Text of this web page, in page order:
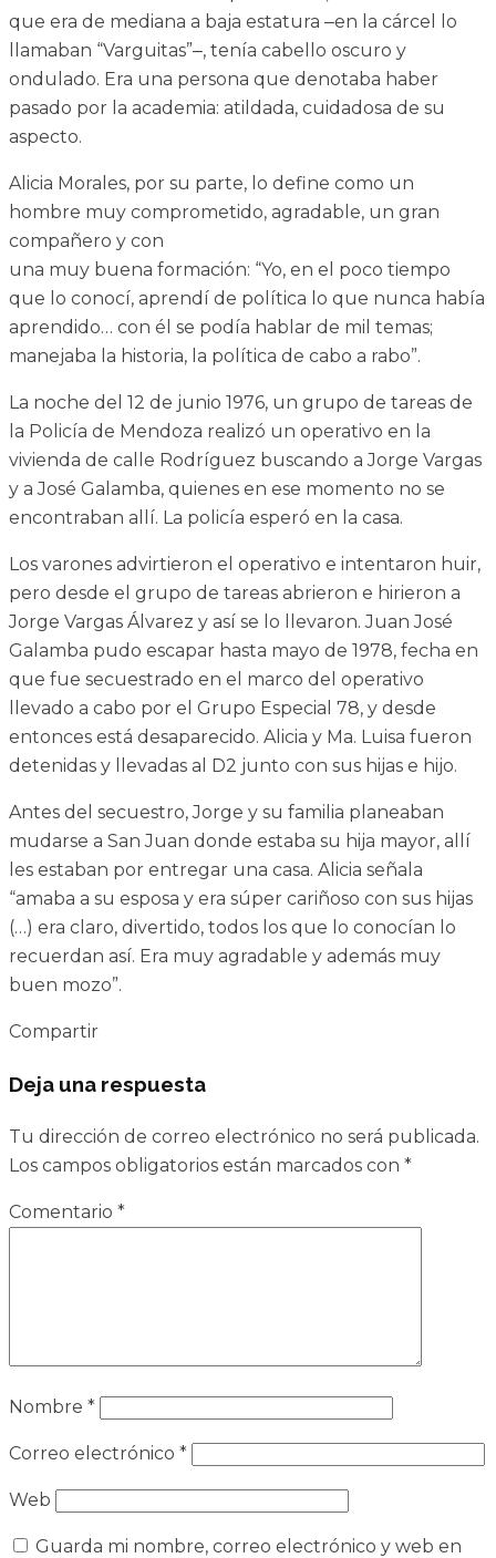
que era de mediana a baja estatura ‒en la cárcel lo
llamaban “Varguitas”‒, tenía cabello oscuro y
ondulado. Era una persona que denotaba haber
pasado por la academia: atildada, cuidadosa de su
aspecto.
Alicia Morales, por su parte, lo define como un
hombre muy comprometido, agradable, un gran
compañero y con
una muy buena formación: “Yo, en el poco tiempo
que lo conocí, aprendí de política lo que nunca había
aprendido… con él se podía hablar de mil temas;
manejaba la historia, la política de cabo a rabo”.
La noche del 12 de junio 1976, un grupo de tareas de
la Policía de Mendoza realizó un operativo en la
vivienda de calle Rodríguez buscando a Jorge Vargas
y a José Galamba, quienes en ese momento no se
encontraban allí. La policía esperó en la casa.
Los varones advirtieron el operativo e intentaron huir,
pero desde el grupo de tareas abrieron e hirieron a
Jorge Vargas Álvarez y así se lo llevaron. Juan José
Galamba pudo escapar hasta mayo de 1978, fecha en
que fue secuestrado en el marco del operativo
llevado a cabo por el Grupo Especial 78, y desde
entonces está desaparecido. Alicia y Ma. Luisa fueron
detenidas y llevadas al D2 junto con sus hijas e hijo.
Antes del secuestro, Jorge y su familia planeaban
mudarse a San Juan donde estaba su hija mayor, allí
les estaban por entregar una casa. Alicia señala
“amaba a su esposa y era súper cariñoso con sus hijas
(…) era claro, divertido, todos los que lo conocían lo
recuerdan así. Era muy agradable y además muy
buen mozo”.
Compartir
Deja una respuesta
Tu dirección de correo electrónico no será publicada.
Los campos obligatorios están marcados con *
Comentario *
Nombre *
Correo electrónico *
Web
Guarda mi nombre, correo electrónico y web en